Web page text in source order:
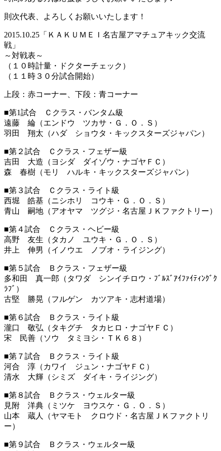
則次代表、よろしくお願いいたします！
2015.10.25「ＫＡＫＵＭＥＩ名古屋アマチュアキック交流
戦」
～対戦表～
（１０時計量・ドクターチェック）
（１１時３０分試合開始）
上段：赤コーナー、下段：青コーナー
■第1試合 Ｃクラス・バンタム級
遠藤 綸（エンドウ ツカサ・Ｇ．Ｏ．Ｓ）
羽田 翔太（ハダ ショウタ・キックスターズジャパン）
■第２試合 Ｃクラス・フェザー級
吉田 大造（ヨシダ ダイゾウ・ナゴヤＦＣ）
森 春樹（モリ ハルキ・キックスターズジャパン）
■第３試合 Ｃクラス・ライト級
西堀 皓基（ニシホリ コウキ・Ｇ．Ｏ．Ｓ）
青山 嗣地（アオヤマ ツグジ・名古屋ＪＫファクトリー）
■第４試合 Ｃクラス・ヘビー級
高野 友生（タカノ ユウキ・Ｇ．Ｏ．Ｓ）
井上 伸男（イノウエ ノブオ・ライジング）
■第５試合 Ｂクラス・フェザー級
多和田 真一郎（タワダ シンイチロウ・ﾌﾞﾙｽﾞｱｲﾌｧｲﾃｨﾝｸﾞｸ
ﾗﾌﾞ）
古堅 勝晃（フルゲン カツアキ・志村道場）
■第６試合 Ｂクラス・ライト級
瀧口 敬弘（タキグチ タカヒロ・ナゴヤＦＣ）
宋 民善（ソウ タミヨシ・ＴＫ６８）
■第７試合 Ｂクラス・ライト級
河合 淳（カワイ ジュン・ナゴヤＦＣ）
清水 大輝（シミズ ダイキ・ライジング）
■第８試合 Ｂクラス・ウェルター級
見附 洋典（ミツケ ヨウスケ・Ｇ．Ｏ．Ｓ）
山本 蔵人（ヤマモト クロウド・名古屋ＪＫファクトリ
ー）
■第９試合 Ｂクラス・ウェルター級